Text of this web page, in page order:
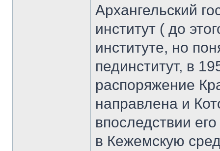
Архангельский
институт ( до
институте, но
пединститут, в
распоряжение
направлена и
впоследствии
в Кежемскую